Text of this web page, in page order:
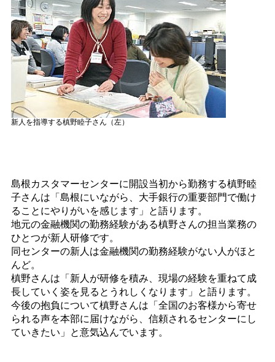
新人を指導する槙野睦子さん（左）
島根カスタマーセンターに開設当初から勤務する槙野睦
子さんは「島根にいながら、大手銀行の重要部門で働け
ることにやりがいを感じます」と語ります。
地元の金融機関の勤務経験がある槙野さんの担当業務の
ひとつが新人研修です。
同センターの新人は金融機関の勤務経験がない人がほと
んど。
槙野さんは「新人が研修を積み、現場の経験を重ねて成
長していく姿を見るとうれしくなります」と語ります。
今後の抱負について槙野さんは「全国のお客様から寄せ
られる声を本部に届けながら、信頼されるセンターにし
ていきたい」と意気込んでいます。